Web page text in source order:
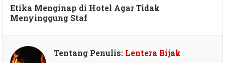
Etika Menginap di Hotel Agar Tidak
Menyinggung Staf
Tentang Penulis: Lentera Bijak